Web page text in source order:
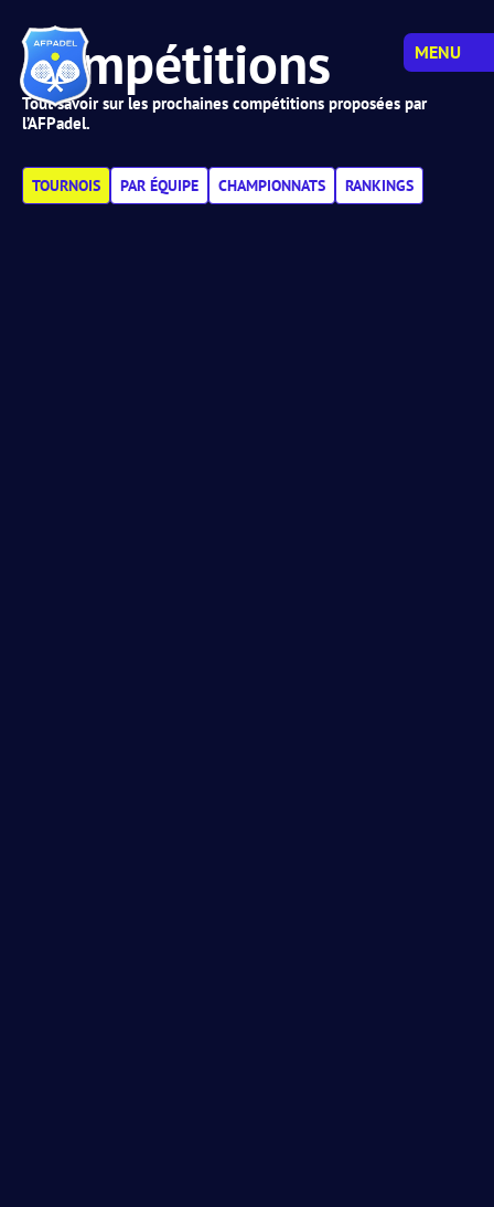
MENU
Compétitions
Tout savoir sur les prochaines compétitions proposées par
l’AFPadel.
TOURNOIS PAR ÉQUIPE CHAMPIONNATS RANKINGS